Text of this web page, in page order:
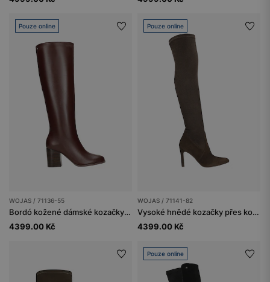
Pouze online
WOJAS / 71136-55
Bordó kožené dámské kozačky na podpatku
4399.00 Kč
Pouze online
WOJAS / 71141-82
Vysoké hnědé kozačky přes koleno na podpatku
4399.00 Kč
Pouze online